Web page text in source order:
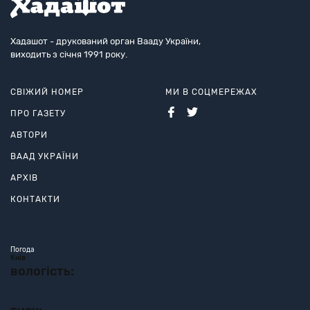
Хадашот - друкований орган Вааду України,
виходить з січня 1991 року.
СВІЖИЙ НОМЕР
ПРО ГАЗЕТУ
АВТОРИ
ВААД УКРАЇНИ
АРХІВ
КОНТАКТИ
МИ В СОЦМЕРЕЖАХ
Погода
Київ
вологість: